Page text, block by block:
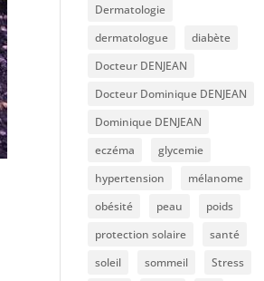
Dermatologie
dermatologue
diabète
Docteur DENJEAN
Docteur Dominique DENJEAN
Dominique DENJEAN
eczéma
glycemie
hypertension
mélanome
obésité
peau
poids
protection solaire
santé
soleil
sommeil
Stress